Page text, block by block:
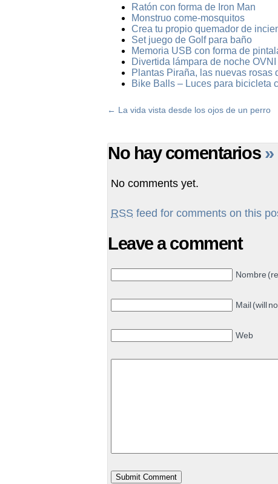
Ratón con forma de Iron Man
Monstruo come-mosquitos
Crea tu propio quemador de
Set juego de Golf para baño
Memoria USB con forma de
Divertida lámpara de noche
Plantas Piraña, las nuevas rosas
Bike Balls – Luces para bicicleta
← La vida vista desde los ojos de un perro
No hay comentarios »
No comments yet.
RSS feed for comments on this
Leave a comment
Nombre
Mail (will
Web